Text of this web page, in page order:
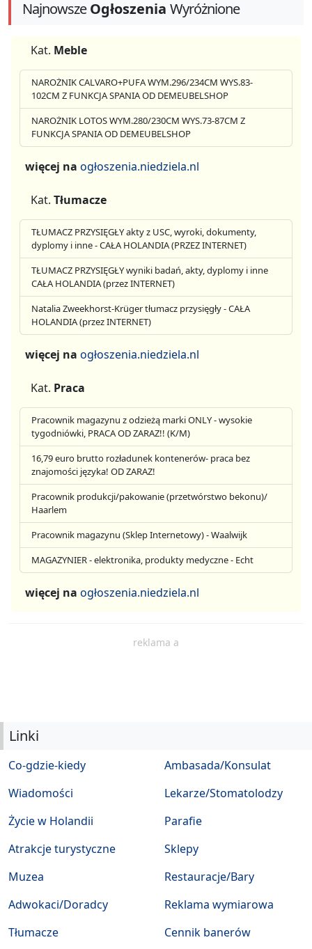
NajnowszeOgłoszenia Wyróżnione
Kat. Meble
NAROŻNIK CALVARO+PUFA WYM.296/234CM WYS.83-
102CM Z FUNKCJA SPANIA OD DEMEUBELSHOP
NAROŻNIK LOTOS WYM.280/230CM WYS.73-87CM Z
FUNKCJA SPANIA OD DEMEUBELSHOP
więcej na ogłoszenia.niedziela.nl
Kat. Tłumacze
TŁUMACZ PRZYSIĘGŁY akty z USC, wyroki, dokumenty,
dyplomy i inne - CAŁA HOLANDIA (PRZEZ INTERNET)
TŁUMACZ PRZYSIĘGŁY wyniki badań, akty, dyplomy i inne
CAŁA HOLANDIA (przez INTERNET)
Natalia Zweekhorst-Krüger tłumacz przysięgły - CAŁA
HOLANDIA (przez INTERNET)
więcej na ogłoszenia.niedziela.nl
Kat. Praca
Pracownik magazynu z odzieżą marki ONLY - wysokie
tygodniówki, PRACA OD ZARAZ!! (K/M)
16,79 euro brutto rozładunek kontenerów- praca bez
znajomości języka! OD ZARAZ!
Pracownik produkcji/pakowanie (przetwórstwo bekonu)/
Haarlem
Pracownik magazynu (Sklep Internetowy) - Waalwijk
MAGAZYNIER - elektronika, produkty medyczne - Echt
więcej na ogłoszenia.niedziela.nl
reklama a
Linki
Co-gdzie-kiedy
Wiadomości
Życie w Holandii
Atrakcje turystyczne
Muzea
Ambasada/Konsulat
Lekarze/Stomatolodzy
Parafie
Sklepy
Restauracje/Bary
Adwokaci/Doradcy
Tłumacze
Reklama wymiarowa
Cennik banerów